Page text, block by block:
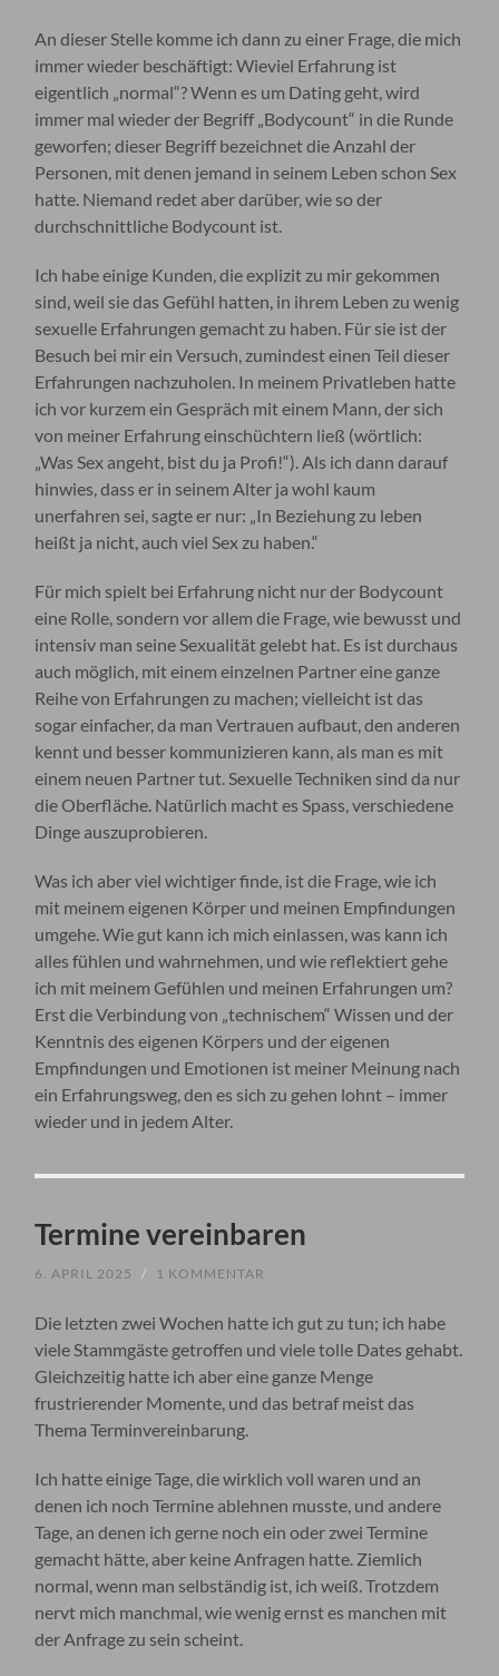
An dieser Stelle komme ich dann zu einer Frage, die mich
immer wieder beschäftigt: Wieviel Erfahrung ist
eigentlich „normal“? Wenn es um Dating geht, wird
immer mal wieder der Begriff „Bodycount“ in die Runde
geworfen; dieser Begriff bezeichnet die Anzahl der
Personen, mit denen jemand in seinem Leben schon Sex
hatte. Niemand redet aber darüber, wie so der
durchschnittliche Bodycount ist.
Ich habe einige Kunden, die explizit zu mir gekommen
sind, weil sie das Gefühl hatten, in ihrem Leben zu wenig
sexuelle Erfahrungen gemacht zu haben. Für sie ist der
Besuch bei mir ein Versuch, zumindest einen Teil dieser
Erfahrungen nachzuholen. In meinem Privatleben hatte
ich vor kurzem ein Gespräch mit einem Mann, der sich
von meiner Erfahrung einschüchtern ließ (wörtlich:
„Was Sex angeht, bist du ja Profi!“). Als ich dann darauf
hinwies, dass er in seinem Alter ja wohl kaum
unerfahren sei, sagte er nur: „In Beziehung zu leben
heißt ja nicht, auch viel Sex zu haben.“
Für mich spielt bei Erfahrung nicht nur der Bodycount
eine Rolle, sondern vor allem die Frage, wie bewusst und
intensiv man seine Sexualität gelebt hat. Es ist durchaus
auch möglich, mit einem einzelnen Partner eine ganze
Reihe von Erfahrungen zu machen; vielleicht ist das
sogar einfacher, da man Vertrauen aufbaut, den anderen
kennt und besser kommunizieren kann, als man es mit
einem neuen Partner tut. Sexuelle Techniken sind da nur
die Oberfläche. Natürlich macht es Spass, verschiedene
Dinge auszuprobieren.
Was ich aber viel wichtiger finde, ist die Frage, wie ich
mit meinem eigenen Körper und meinen Empfindungen
umgehe. Wie gut kann ich mich einlassen, was kann ich
alles fühlen und wahrnehmen, und wie reflektiert gehe
ich mit meinem Gefühlen und meinen Erfahrungen um?
Erst die Verbindung von „technischem“ Wissen und der
Kenntnis des eigenen Körpers und der eigenen
Empfindungen und Emotionen ist meiner Meinung nach
ein Erfahrungsweg, den es sich zu gehen lohnt – immer
wieder und in jedem Alter.
Termine vereinbaren
6. APRIL 2025 / 1 KOMMENTAR
Die letzten zwei Wochen hatte ich gut zu tun; ich habe
viele Stammgäste getroffen und viele tolle Dates gehabt.
Gleichzeitig hatte ich aber eine ganze Menge
frustrierender Momente, und das betraf meist das
Thema Terminvereinbarung.
Ich hatte einige Tage, die wirklich voll waren und an
denen ich noch Termine ablehnen musste, und andere
Tage, an denen ich gerne noch ein oder zwei Termine
gemacht hätte, aber keine Anfragen hatte. Ziemlich
normal, wenn man selbständig ist, ich weiß. Trotzdem
nervt mich manchmal, wie wenig ernst es manchen mit
der Anfrage zu sein scheint.